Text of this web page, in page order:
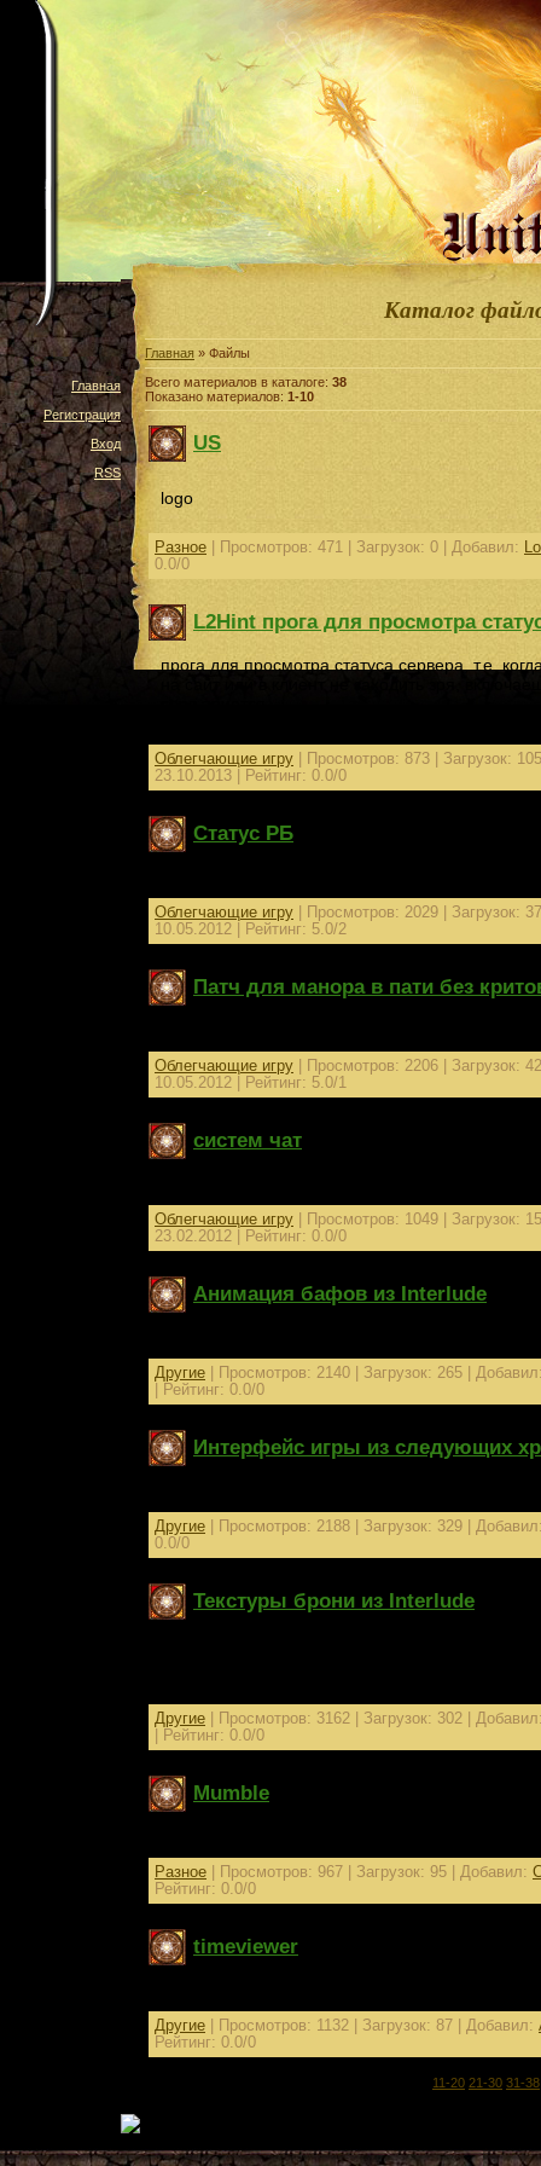
Главная
Регистрация
Вход
RSS
Каталог
Главная » Файлы
Всего материалов в каталоге: 38
Показано материалов: 1-10
US
logo
Разное | Просмотров: 471 | Загрузок: 0 | Добавил:
0.0/0
L2Hint прога для просмотра
прога для просмотра статуса сервера, т.е.
Облегчающие игру | Просмотров: 873 | Загрузок:
23.10.2013 | Рейтинг: 0.0/0
Статус РБ
Облегчающие игру | Просмотров: 2029 | Загрузок:
10.05.2012 | Рейтинг: 5.0/2
Патч для манора в пати без
Облегчающие игру | Просмотров: 2206 | Загрузок:
10.05.2012 | Рейтинг: 5.0/1
систем чат
Облегчающие игру | Просмотров: 1049 | Загрузок:
23.02.2012 | Рейтинг: 0.0/0
Анимация бафов из Interlude
Другие | Просмотров: 2140 | Загрузок: 265 |
| Рейтинг: 0.0/0
Интерфейс игры из следующих
Другие | Просмотров: 2188 | Загрузок: 329 |
0.0/0
Текстуры брони из Interlude
Другие | Просмотров: 3162 | Загрузок: 302 |
| Рейтинг: 0.0/0
Mumble
Разное | Просмотров: 967 | Загрузок: 95 | Добавил:
Рейтинг: 0.0/0
timeviewer
Другие | Просмотров: 1132 | Загрузок: 87 | Добавил:
Рейтинг: 0.0/0
11-20 21-30 31-38